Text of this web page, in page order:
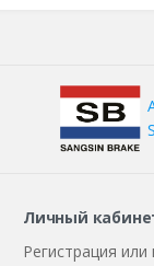
Личный
Регистрация или